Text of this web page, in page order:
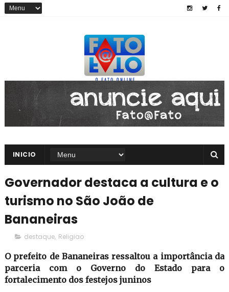
INICIO
Governador destaca a cultura e o
turismo no São João de
Bananeiras
destaque, Religiao
O prefeito de Bananeiras ressaltou a importância da
parceria com o Governo do Estado para o
fortalecimento dos festejos juninos